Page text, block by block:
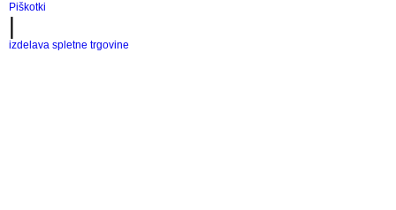
Piškotki
izdelava spletne trgovine